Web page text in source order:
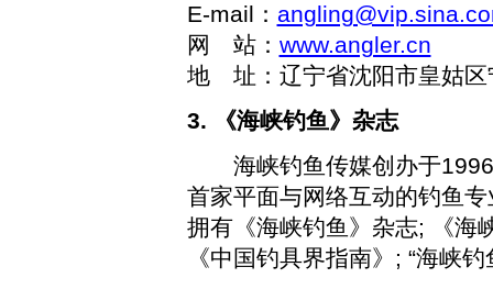
E-mail ：
网 站： www.angler.cn
地 址：辽宁省沈阳市皇姑区
3.
《海峡钓鱼》杂志
海峡钓鱼传媒创办于1996
首家平面与网络互动的钓鱼专
拥有《海峡钓鱼》杂志;
《海
《中国钓具界指南》 ; “海峡钓